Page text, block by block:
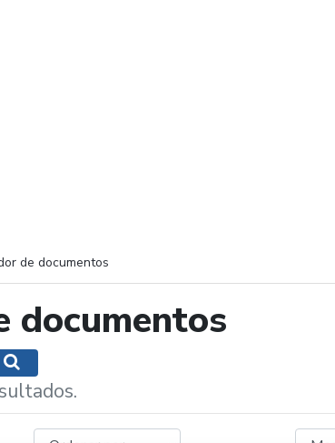
de documentos
documentos
opciones de búsqueda